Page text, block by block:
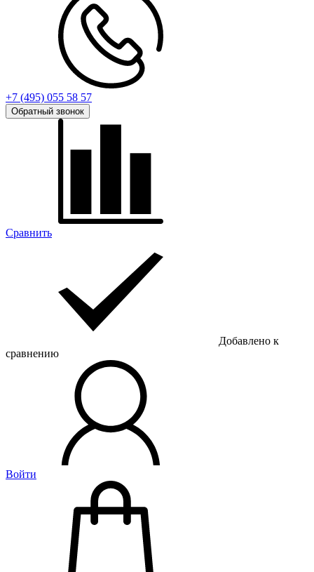
+7 (495) 055 58 57
Обратный звонок
Сравнить
Добавлено к
сравнению
Войти